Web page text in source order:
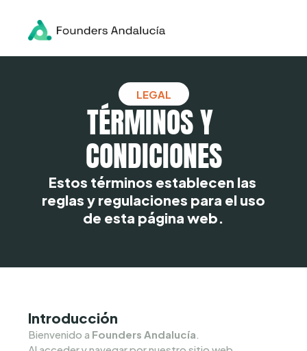
Founders
LEGAL
TÉRMINOS Y
CONDICIONES
Estos términos establecen las
reglas y regulaciones para el uso
de esta página web.
Introducción
Bienvenido a Founders Andalucía.